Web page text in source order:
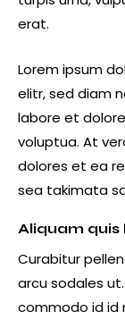
erat.
Lorem ipsum
elitr, sed diam
labore et
voluptua. At
dolores et ea
sea takimata
Aliquam
Curabitur
arcu sodales
commodo id id